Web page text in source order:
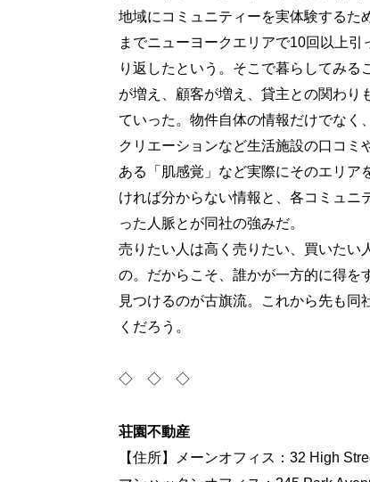
地域にコミュニティーを実体験するた
までニューヨークエリアで10回以上引
り返したという。そこで暮らしてみる
が増え、顧客が増え、貸主との関わり
ていった。物件自体の情報だけでなく
クリエーションなど生活施設の口コミ
ある「肌感覚」など実際にそのエリア
ければ分からない情報と、各コミュニ
った人脈とが同社の強みだ。
売りたい人は高く売りたい、買いた
の。だからこそ、誰かが一方的に得を
見つけるのが古旗流。これから先も
くだろう。
◇ ◇ ◇
荘園不動産
【住所】メーンオフィス：32 High